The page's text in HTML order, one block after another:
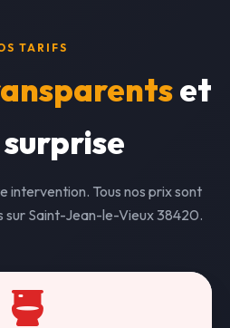
TARIFS
et
intervention. Tous nos prix sont
sur Saint-Jean-le-Vieux 38420.